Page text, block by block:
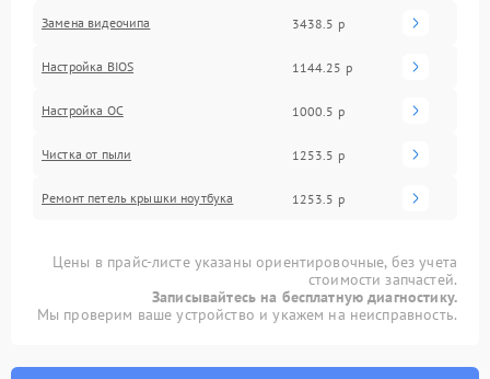
Замена видеочипа 3438.5 р
Настройка BIOS 1144.25 р
Настройка ОС 1000.5 р
Чистка от пыли 1253.5 р
Ремонт петель крышки ноутбука 1253.5 р
Цены в прайс-листе указаны ориентировочные, без учета
стоимости запчастей.
Записывайтесь на бесплатную диагностику.
Мы проверим ваше устройство и укажем на неисправность.